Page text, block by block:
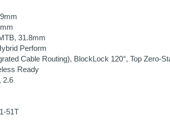
31.8mm
Perform
Cable Routing), BlockLock 120°, Top Zero-
Ready
2.6
51T